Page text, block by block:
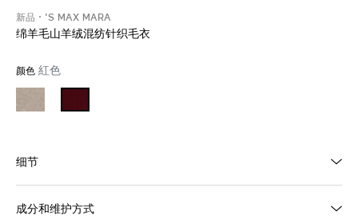
新品 'S MAX MARA
绵羊毛山羊绒混纺针织毛衣
颜色 紅色
细节
成分和维护方式